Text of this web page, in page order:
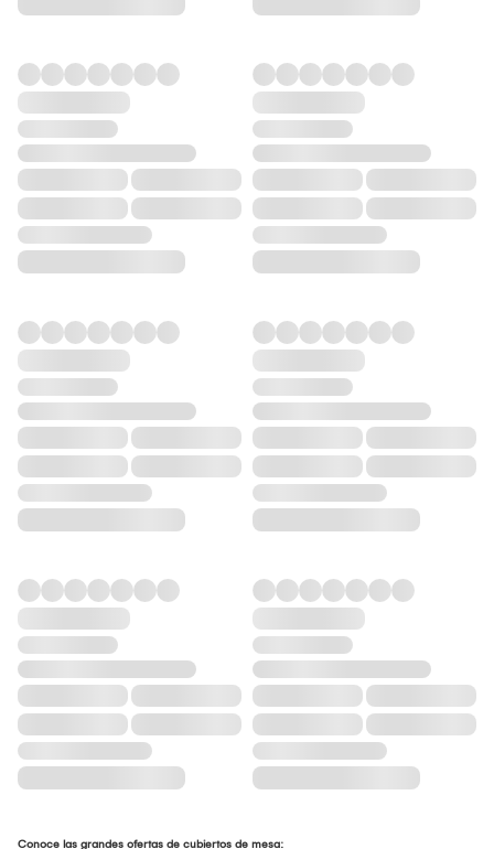
Conoce las grandes ofertas de cubiertos de mesa: